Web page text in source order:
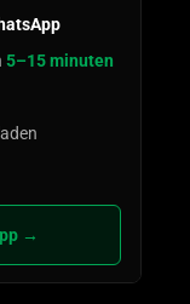
5–15 minuten
→